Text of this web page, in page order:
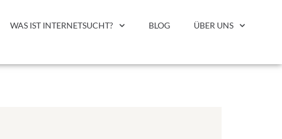
WAS IST INTERNETSUCHT? BLOG ÜBER UNS